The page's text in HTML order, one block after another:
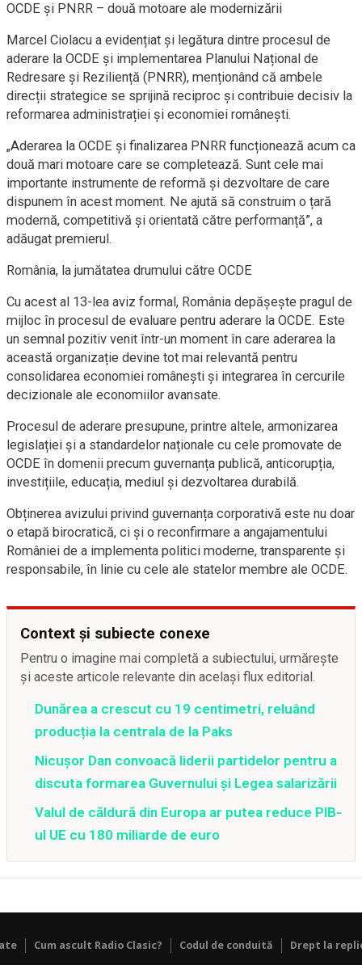
OCDE și PNRR – două motoare ale modernizării
Marcel Ciolacu a evidențiat și legătura dintre procesul de
aderare la OCDE și implementarea Planului Național de
Redresare și Reziliență (PNRR), menționând că ambele
direcții strategice se sprijină reciproc și contribuie decisiv la
reformarea administrației și economiei românești.
„Aderarea la OCDE și finalizarea PNRR funcționează acum ca
două mari motoare care se completează. Sunt cele mai
importante instrumente de reformă și dezvoltare de care
dispunem în acest moment. Ne ajută să construim o țară
modernă, competitivă și orientată către performanță”, a
adăugat premierul.
România, la jumătatea drumului către OCDE
Cu acest al 13-lea aviz formal, România depășește pragul de
mijloc în procesul de evaluare pentru aderare la OCDE. Este
un semnal pozitiv venit într-un moment în care aderarea la
această organizație devine tot mai relevantă pentru
consolidarea economiei românești și integrarea în cercurile
decizionale ale economiilor avansate.
Procesul de aderare presupune, printre altele, armonizarea
legislației și a standardelor naționale cu cele promovate de
OCDE în domenii precum guvernanța publică, anticorupția,
investițiile, educația, mediul și dezvoltarea durabilă.
Obținerea avizului privind guvernanța corporativă este nu doar
o etapă birocratică, ci și o reconfirmare a angajamentului
României de a implementa politici moderne, transparente și
responsabile, în linie cu cele ale statelor membre ale OCDE.
Context și subiecte conexe
Pentru o imagine mai completă a subiectului, urmărește
și aceste articole relevante din același flux editorial.
Dunărea a crescut cu 19 centimetri, reluând
producția la centrala de la Paks
Nicușor Dan convoacă liderii partidelor pentru a
discuta formarea Guvernului și Legea salarizării
Valul de căldură din Europa ar putea reduce PIB-
ul UE cu 180 miliarde de euro
Cum ascult Radio Clasic? Codul de conduită Drept la